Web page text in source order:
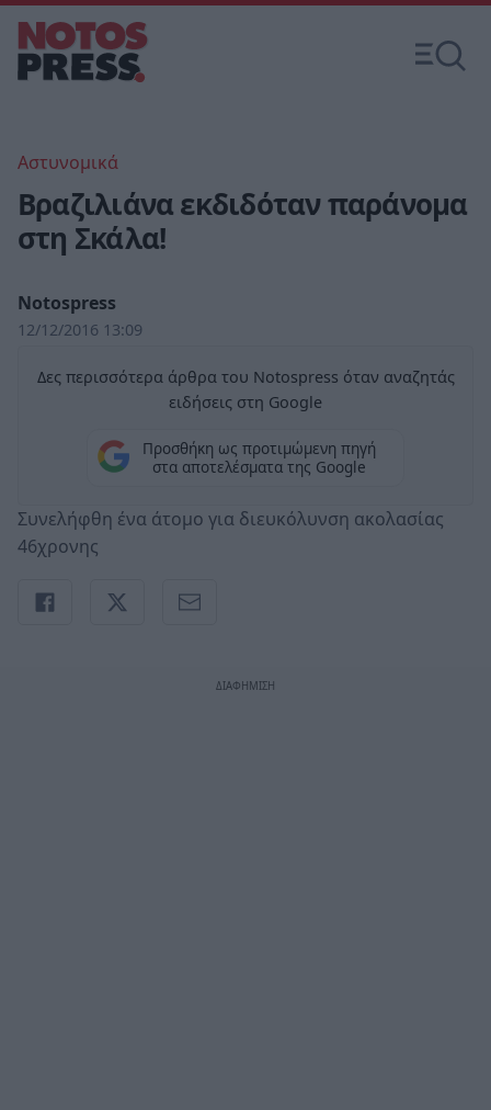
Αστυνομικά
Βραζιλιάνα εκδιδόταν παράνομα
στη Σκάλα!
Notospress
12/12/2016 13:09
Δες περισσότερα άρθρα του Notospress όταν αναζητάς
ειδήσεις στη Google
Προσθήκη ως προτιμώμενη πηγή
στα αποτελέσματα της Google
Συνελήφθη ένα άτομο για διευκόλυνση ακολασίας
46χρονης